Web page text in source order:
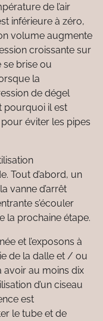
de l’air
inférieure à zéro,
volume augmente
croissante sur
se brise ou
la
de dégel
pourquoi il est
éviter les pipes
Tout d’abord, un
vanne d’arrêt
s’écouler
la prochaine étape.
et l’exposons à
de la dalle et / ou
avoir au moins dix
d’un ciseau
est
le tube et de